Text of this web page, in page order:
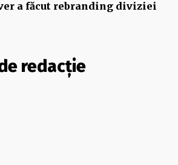
a făcut rebranding diviziei
redacție